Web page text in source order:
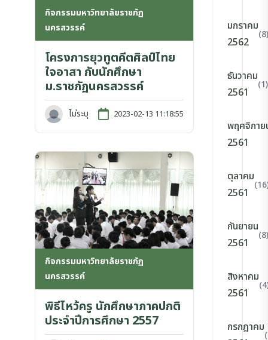
กิจกรรมมหาวิทยาลัยราชภัฏ
นครสวรรค์
โครงการยุวทูตคีตศิลป์ไทย
ใจอาสา กับนักศึกษา
ม.ราชภัฏนครสวรรค์
ไม่ระบุ 2023-02-13 11:18:55
กิจกรรมมหาวิทยาลัยราชภัฏ
นครสวรรค์
พิธีไหว้ครู นักศึกษาภาคปกติ
ประจำปีการศึกษา 2557
มกราคม
2562
(8)
ธันวาคม
2561
(1)
พฤศจิกาย
2561
ตุลาคม
2561
กันยายน
2561
(8)
สิงหาคม
2561
กรกฎาคม